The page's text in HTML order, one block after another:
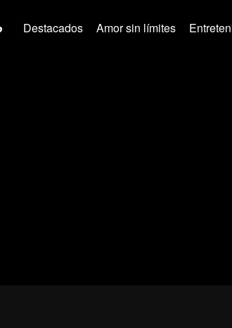
Destacados Amor sin límites